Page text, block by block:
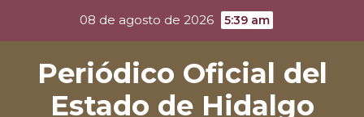
08 de agosto de 2026 5:39 am
Periódico Oficial del
Estado de Hidalgo